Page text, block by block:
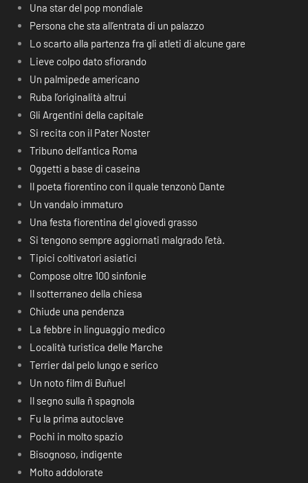
Una star del pop mondiale
Persona che sta all’entrata di un palazzo
Lo scarto alla partenza fra gli atleti di alcune gare
Lieve colpo dato sfiorando
Un palmipede americano
Ruba l’originalità altrui
Gli Argentini della capitale
Si recita con il Pater Noster
Tribuno dell’antica Roma
Oggetti a base di caseina
Il poeta fiorentino con il quale tenzonò Dante
Un vandalo immaturo
Una festa fiorentina del giovedì grasso
Si tengono sempre aggiornati malgrado l’età.
Tipici coltivatori asiatici
Compose oltre 100 sinfonie
Il sotterraneo della chiesa
Chiude una pendenza
La febbre in linguaggio medico
Località turistica delle Marche
Terrier dal pelo lungo e serico
Un noto film di Buñuel
Il segno sulla ñ spagnola
Fu la prima autoclave
Pochi in molto spazio
Bisognoso, indigente
Molto addolorate